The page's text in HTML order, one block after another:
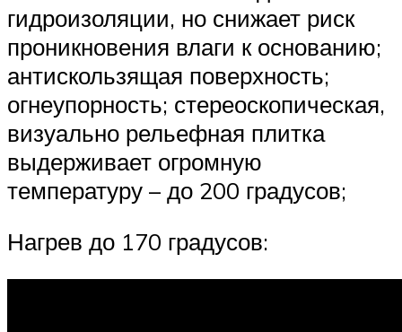
гидроизоляции, но снижает риск
проникновения влаги к основанию;
антискользящая поверхность;
огнеупорность; стереоскопическая,
визуально рельефная плитка
выдерживает огромную
температуру – до 200 градусов;
Нагрев до 170 градусов: